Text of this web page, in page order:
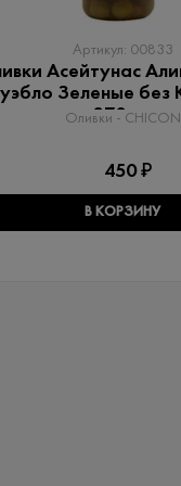
Артикул: 00833
Асейтунас
Зеленые без
370 мл
Оливки - CHICON
450 ₽
В КОРЗИНУ